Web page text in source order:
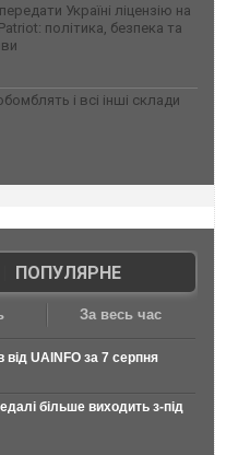
Україні ліцензію на
політика, безпека та
і всі інші склади
ПОПУЛЯРНЕ
За весь час
від UAINFO за 7 серпня
більше виходить з-під